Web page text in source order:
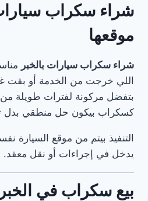
شراء سكراب
موقعها
شراء سكراب سيارات بالخبر
اللي خرجت من الخدمة أو بقت
بتفضل مركونة لفترات طويلة من
كسكراب بيكون حل منطقي بدل
التنفيذ بيتم من موقع السيارة
يدخل في إجراءات أو نقل معقد.
بيع سكراب في